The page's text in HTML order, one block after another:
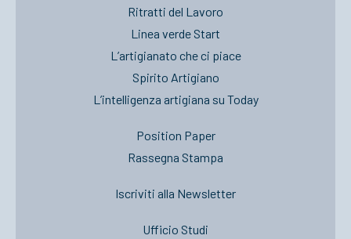
Ritratti del Lavoro
Linea verde Start
L’artigianato che ci piace
Spirito Artigiano
L’intelligenza artigiana su Today
Position Paper
Rassegna Stampa
Iscriviti alla Newsletter
Ufficio Studi